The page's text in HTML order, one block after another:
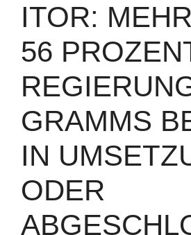
ITOR:
56
GRAMMS
IN
ODER